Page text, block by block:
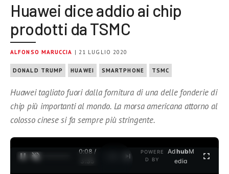
Huawei dice addio ai chip
prodotti da TSMC
ALFONSO MARUCCIA | 21 LUGLIO 2020
DONALD TRUMP HUAWEI SMARTPHONE TSMC
Huawei tagliato fuori dalla fornitura di una delle fonderie di
chip più importanti al mondo. La morsa americana attorno al
colosso cinese si fa sempre più stringente.
0:08 /
3:35
POWERE
D BY
AdhubM
edia